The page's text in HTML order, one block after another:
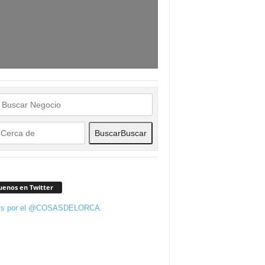
BuscarBuscar
en Twitter
por el @COSASDELORCA.